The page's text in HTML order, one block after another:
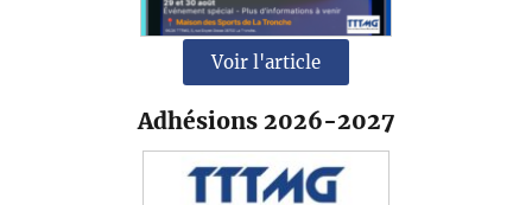
Voir l'article
Adhésions 2026-2027